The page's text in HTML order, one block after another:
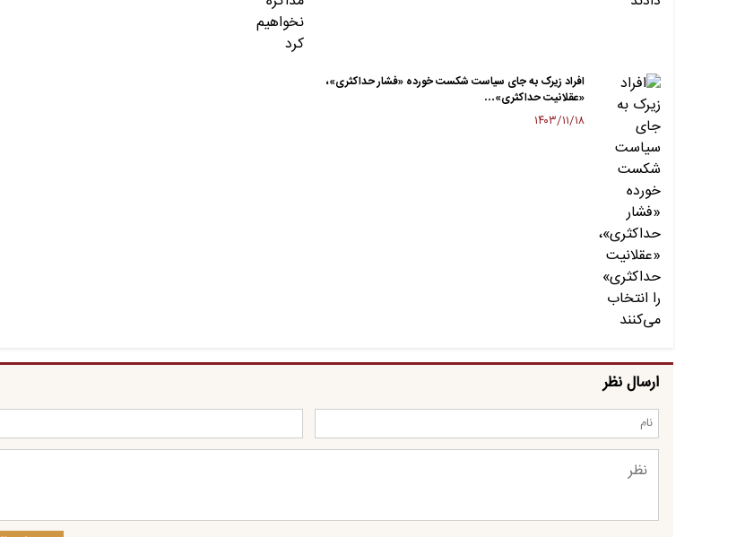
افراد زیرک به جای سیاست شکست خورده «فشار حداکثری»،
«عقلانیت حداکثری»…
۱۴۰۳/۱۱/۱۸
ارسال نظر